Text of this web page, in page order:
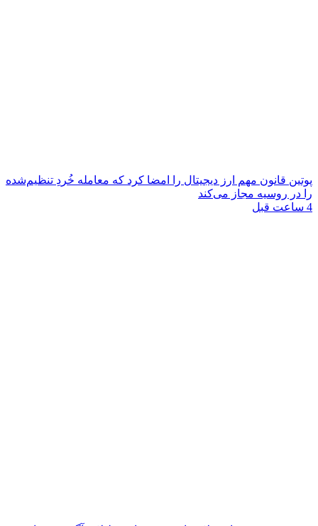
پوتین قانون مهم ارز دیجیتال را امضا کرد که معامله خُردِ تنظیم‌شده
را در روسیه مجاز می‌کند
4 ساعت قبل